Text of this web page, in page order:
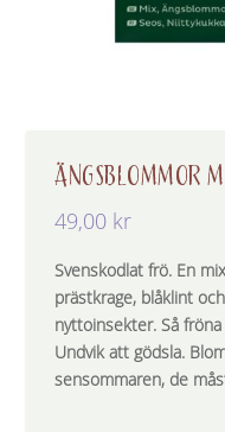
ÄNGSBLOMMOR
49,00 kr
Svenskodlat frö. En
prästkrage, blåklint
nyttoinsekter. Så
Undvik att gödsla.
sensommaren, de